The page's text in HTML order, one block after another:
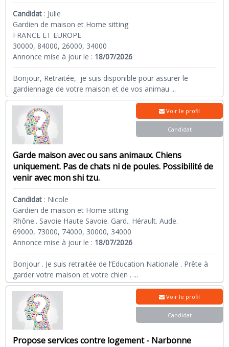
Candidat : Julie
Gardien de maison et Home sitting
FRANCE ET EUROPE
30000, 84000, 26000, 34000
Annonce mise à jour le : 18/07/2026
Bonjour, Retraitée, je suis disponible pour assurer le
gardiennage de votre maison et de vos animau ...
Garde maison avec ou sans animaux. Chiens
uniquement. Pas de chats ni de poules. Possibilité de
venir avec mon shi tzu.
Candidat : Nicole
Gardien de maison et Home sitting
Rhône.. Savoie Haute Savoie. Gard.. Hérault. Aude.
69000, 73000, 74000, 30000, 34000
Annonce mise à jour le : 18/07/2026
Bonjour . Je suis retraitée de l’Education Nationale . Prête à
garder votre maison et votre chien . ...
Voir le profil
Candidat
Propose services contre logement - Narbonne
Voir le profil
Candidat